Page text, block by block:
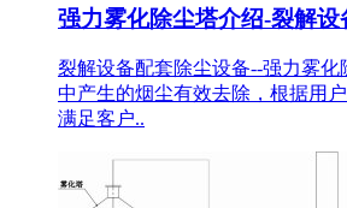
强力雾化除尘塔介绍-裂解设
裂解设备配套除尘设备--强力雾化
中产生的烟尘有效去除，根据用
满足客户..